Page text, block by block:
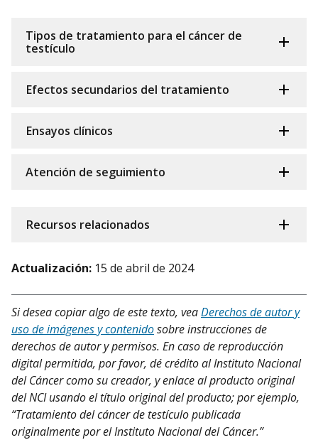
Tipos de tratamiento para el cáncer de
testículo
Efectos secundarios del tratamiento
Ensayos clínicos
Atención de seguimiento
Recursos relacionados
Actualización: 15 de abril de 2024
Si desea copiar algo de este texto, veaDerechos de autor y
uso de imágenes y contenidosobre instrucciones de
derechos de autor y permisos. En caso de reproducción
digital permitida, por favor, dé crédito al Instituto Nacional
del Cáncer como su creador, y enlace al producto original
del NCI usando el título original del producto; por ejemplo,
“Tratamiento del cáncer de testículo publicada
originalmente por el Instituto Nacional del Cáncer.”